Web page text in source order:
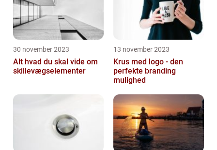
30 november 2023
Alt hvad du skal vide om
skillevægselementer
13 november 2023
Krus med logo - den
perfekte branding
mulighed